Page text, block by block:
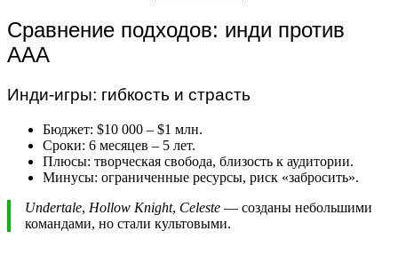
Сравнение подходов: инди против
AAA
Инди-игры: гибкость и страсть
Бюджет: $10 000 – $1 млн.
Сроки: 6 месяцев – 5 лет.
Плюсы: творческая свобода, близость к аудитории.
Минусы: ограниченные ресурсы, риск «забросить».
Undertale, Hollow Knight, Celeste — созданы небольшими
командами, но стали культовыми.